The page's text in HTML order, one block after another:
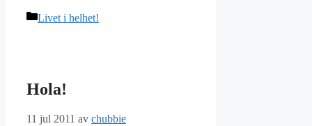
Kategorier
Livet i helhet!
Hola!
11 jul 2011 av chubbie